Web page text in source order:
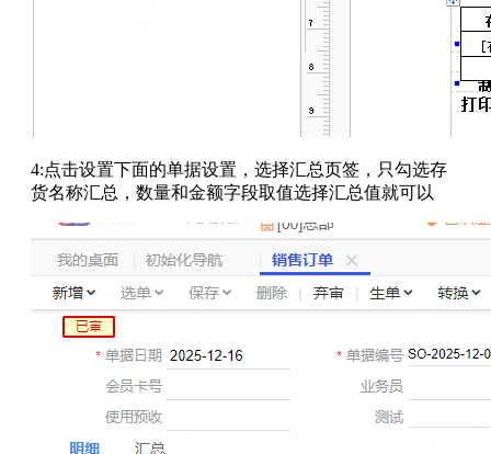
4:点击设置下面的单据设置，选择汇总页签，只勾选存
货名称汇总，数量和金额字段取值选择汇总值就可以